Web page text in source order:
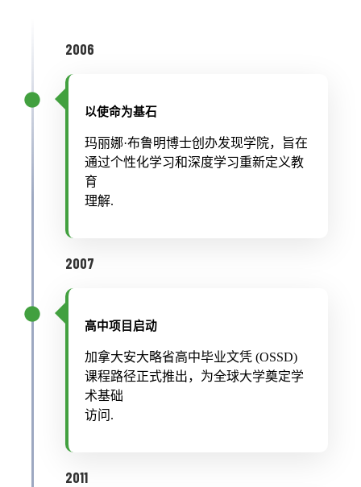
2006
以使命为基石
玛丽娜·布鲁明博士创办发现学院，旨在
通过个性化学习和深度学习重新定义教
育
理解.
2007
高中项目启动
加拿大安大略省高中毕业文凭 (OSSD)
课程路径正式推出，为全球大学奠定学
术基础
访问.
2011